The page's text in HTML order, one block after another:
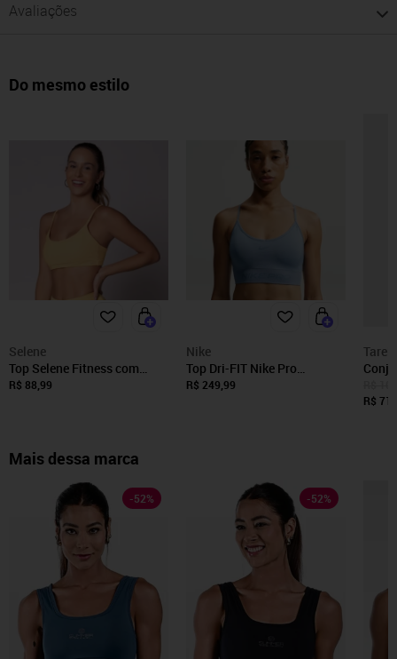
Avaliações
Do mesmo estilo
Selene
Top Selene Fitness com
Alças Reguláveis e Bojo
R$ 88,99
Nike
Top Dri-FIT Nike Pro
Seamless Feminino
R$ 249,99
Céu
R$
Mais dessa marca
-52% -52%